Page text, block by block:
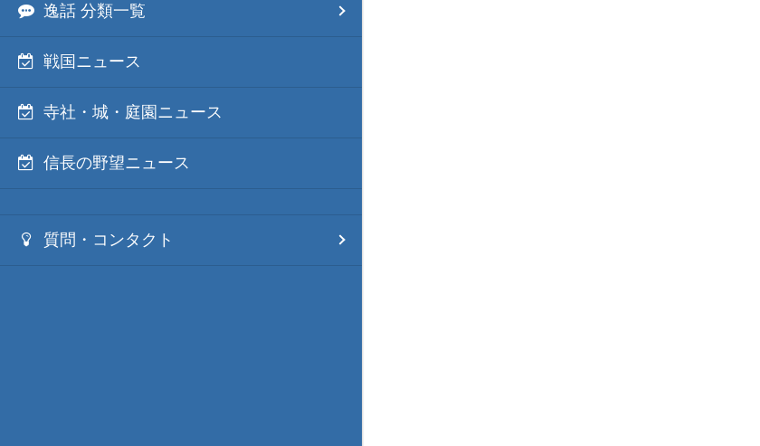
逸話 分類一覧
戦国ニュース
寺社・城・庭園ニュース
信長の野望ニュース
質問・コンタクト